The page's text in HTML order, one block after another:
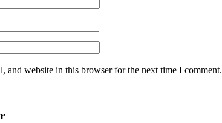
and website in this browser for the next time I comment.